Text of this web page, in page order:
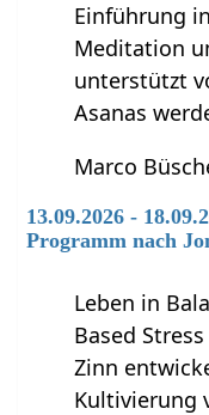
Einführung
Meditation
unterstützt
Asanas
Marco
13.09.2026 -
Programm nach
Leben in
Based
Zinn
Kultivierung